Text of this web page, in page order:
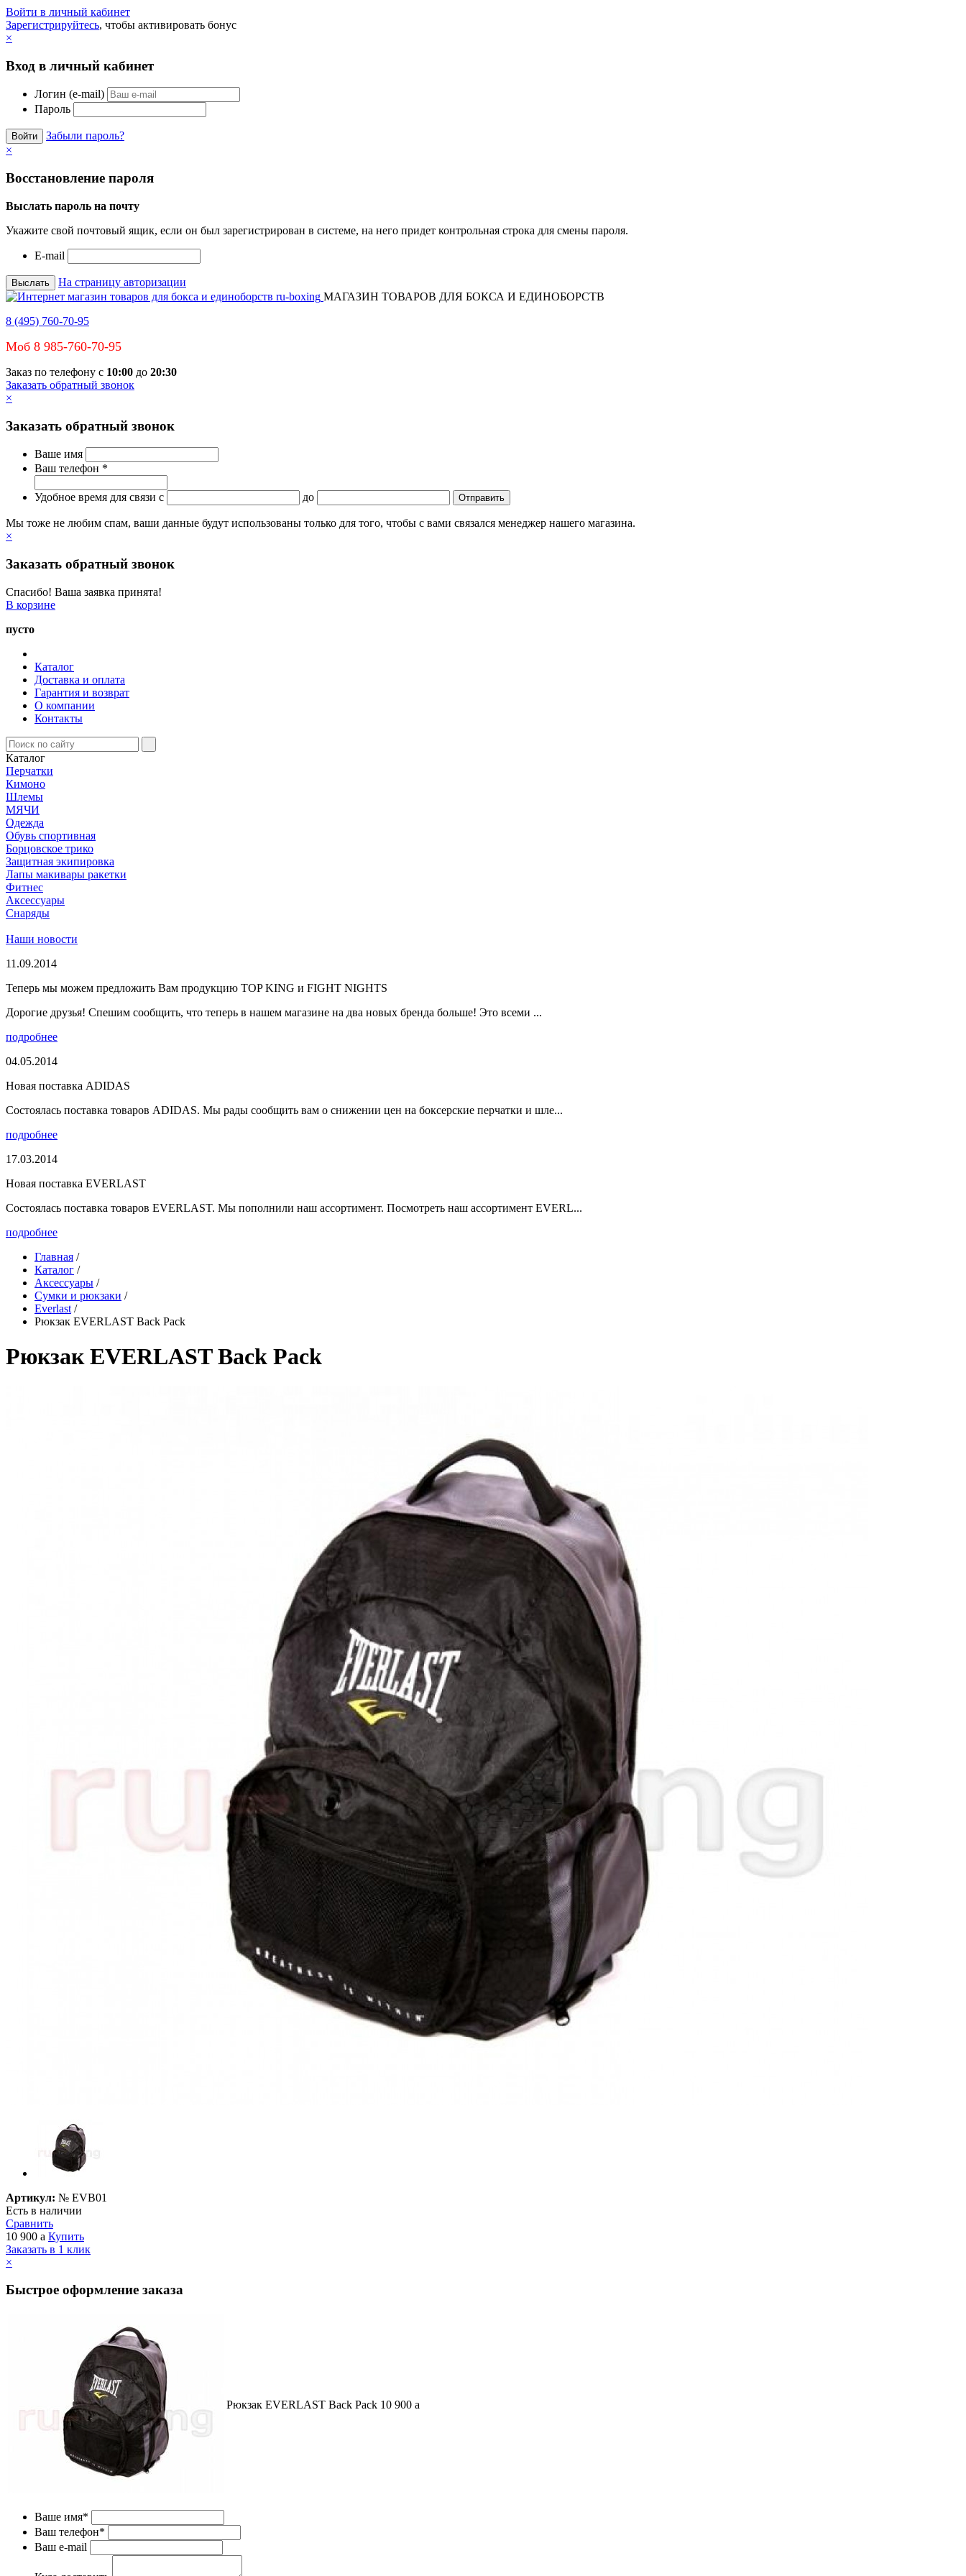
Войти в личный кабинет
Зарегистрируйтесь, чтобы активировать бонус
×
Вход в личный кабинет
Логин (e-mail)
Пароль
Забыли пароль?
×
Восстановление пароля
Выслать пароль на почту
Укажите свой почтовый ящик, если он был зарегистрирован в системе, на него придет контрольная строка для смены пароля.
E-mail
На страницу авторизации
МАГАЗИН ТОВАРОВ ДЛЯ БОКСА И ЕДИНОБОРСТВ
8 (495) 760-70-95
Моб 8 985-760-70-95
Заказ по телефону с 10:00 до 20:30
Заказать обратный звонок
×
Заказать обратный звонок
Ваше имя
Ваш телефон *
Удобное время для связи c до
Мы тоже не любим спам, ваши данные будут использованы только для того, чтобы с вами связался менеджер нашего магазина.
×
Заказать обратный звонок
Спасибо! Ваша заявка принята!
В корзине
пусто
Каталог
Доставка и оплата
Гарантия и возврат
О компании
Контакты
Каталог
Перчатки
Кимоно
Шлемы
МЯЧИ
Одежда
Обувь спортивная
Борцовское трико
Защитная экипировка
Лапы макивары ракетки
Фитнес
Аксессуары
Снаряды
Наши новости
11.09.2014
Теперь мы можем предложить Вам продукцию TOP KING и FIGHT NIGHTS
Дорогие друзья! Спешим сообщить, что теперь в нашем магазине на два новых бренда больше! Это всеми ...
подробнее
04.05.2014
Новая поставка ADIDAS
Состоялась поставка товаров ADIDAS. Мы рады сообщить вам о снижении цен на боксерские перчатки и шле...
подробнее
17.03.2014
Новая поставка EVERLAST
Состоялась поставка товаров EVERLAST. Мы пополнили наш ассортимент. Посмотреть наш ассортимент EVERL...
подробнее
Главная /
Каталог /
Аксессуары /
Сумки и рюкзаки /
Everlast /
Рюкзак EVERLAST Back Pack
Рюкзак EVERLAST Back Pack
Артикул: № EVB01
Есть в наличии
Сравнить
10 900 a Купить
Заказать в 1 клик
×
Быстрое оформление заказа
Рюкзак EVERLAST Back Pack 10 900 a
Ваше имя*
Ваш телефон*
Ваш e-mail